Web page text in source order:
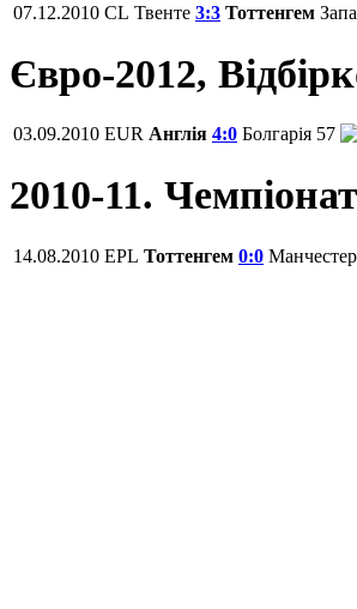
07.12.2010 CL Твенте 3:3 Тоттенгем
Євро-2012,
03.09.2010 EUR Англія 4:0 Болгарія 57
2010-11.
14.08.2010 EPL Тоттенгем 0:0 Манчестер